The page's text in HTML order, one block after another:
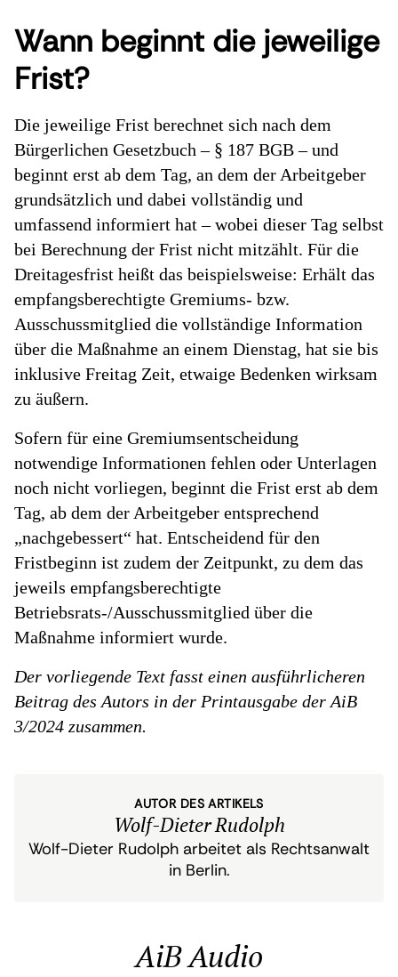
Wann beginnt die jeweilige
Frist?
Die jeweilige Frist berechnet sich nach dem
Bürgerlichen Gesetzbuch – § 187 BGB – und
beginnt erst ab dem Tag, an dem der Arbeitgeber
grundsätzlich und dabei vollständig und
umfassend informiert hat – wobei dieser Tag selbst
bei Berechnung der Frist nicht mitzählt. Für die
Dreitagesfrist heißt das beispielsweise: Erhält das
empfangsberechtigte Gremiums- bzw.
Ausschussmitglied die vollständige Information
über die Maßnahme an einem Dienstag, hat sie bis
inklusive Freitag Zeit, etwaige Bedenken wirksam
zu äußern.
Sofern für eine Gremiumsentscheidung
notwendige Informationen fehlen oder Unterlagen
noch nicht vorliegen, beginnt die Frist erst ab dem
Tag, ab dem der Arbeitgeber entsprechend
„nachgebessert“ hat. Entscheidend für den
Fristbeginn ist zudem der Zeitpunkt, zu dem das
jeweils empfangsberechtigte
Betriebsrats-/Ausschussmitglied über die
Maßnahme informiert wurde.
Der vorliegende Text fasst einen ausführlicheren
Beitrag des Autors in der Printausgabe der AiB
3/2024 zusammen.
AUTOR DES ARTIKELS
Wolf-Dieter Rudolph
Wolf-Dieter Rudolph arbeitet als Rechtsanwalt
in Berlin.
AiB Audio